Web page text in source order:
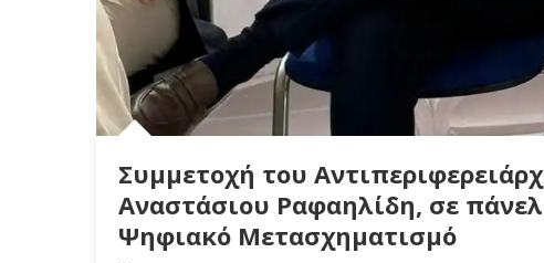
Συμμετοχή του
Αναστάσιου Ραφαηλίδη, σε
Ψηφιακό Μετασχηματισμό